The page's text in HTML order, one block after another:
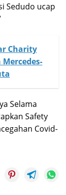
Sedudo ucap
Charity
Selama
Safety
Covid-